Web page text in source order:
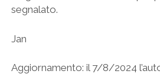
segnalato.
Jan
Aggiornamento: il 7/8/2024